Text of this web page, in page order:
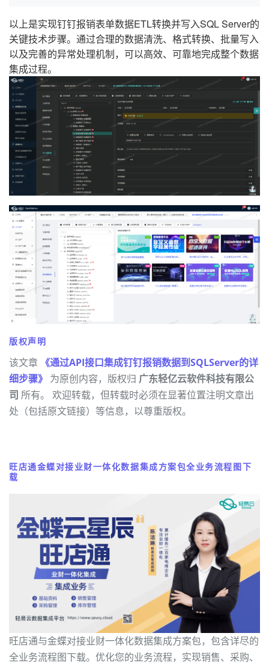
以上是实现钉钉报销表单数据ETL转换并写入SQL Server的
关键技术步骤。通过合理的数据清洗、格式转换、批量写入
以及完善的异常处理机制，可以高效、可靠地完成整个数据
集成过程。
版权声明
该文章 《通过API接口集成钉钉报销数据到SQLServer的详
细步骤》 为原创内容，版权归 广东轻亿云软件科技有限公
司 所有。 欢迎转载，但转载时必须在显著位置注明文章出
处（包括原文链接）等信息，以尊重版权。
旺店通金蝶对接业财一体化数据集成方案包全业务流程图下
载
旺店通与金蝶对接业财一体化数据集成方案包，包含详尽的
全业务流程图下载。优化您的业务流程，实现销售、采购、